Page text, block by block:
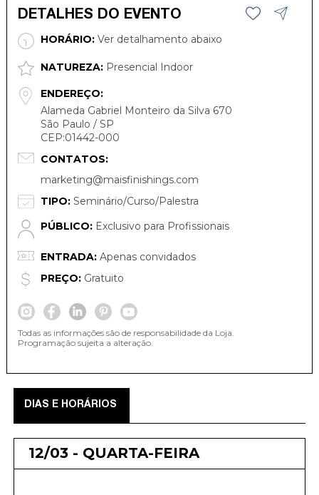
DETALHES DO EVENTO
HORÁRIO:Ver detalhamento abaixo
NATUREZA:Presencial Indoor
ENDEREÇO:
Alameda Gabriel Monteiro da Silva 670
São Paulo / SP
CEP:01442-000
CONTATOS:
marketing@maisfinishings.com
TIPO:Seminário/Curso/Palestra
PÚBLICO:Exclusivo para Profissionais
ENTRADA:Apenas convidados
PREÇO:Gratuito
Todas as informações são de responsabilidade da Loja.
Programação sujeita a alteração.
DIAS E HORÁRIOS
12/03 - QUARTA-FEIRA